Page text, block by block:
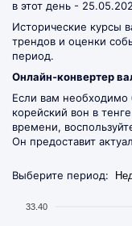
в этот день -
Исторические курсы
трендов и оценки
период.
Онлайн-конвертер
Если вам
корейский вон в
времени,
Он предоставит
Выберите период:
33.40